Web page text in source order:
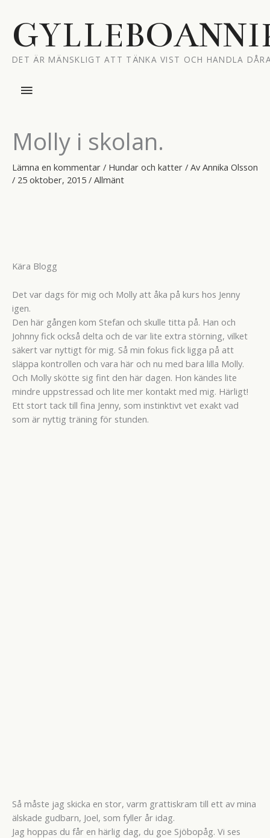
innehåll
DET ÄR MÄNSKLIGT ATT TÄNKA VIST OCH HANDLA
Huvudmeny
Molly i skolan.
Lämna en kommentar / Hundar och katter / Av Annika Olsson
/ 25 oktober, 2015 / Allmänt
Kära Blogg
Det var dags för mig och Molly att åka på kurs hos Jenny
igen.
Den här gången kom Stefan och skulle titta på. Han och
Johnny fick också delta och de var lite extra störning, vilket
säkert var nyttigt för mig. Så min fokus fick ligga på att
släppa kontrollen och vara här och nu med bara lilla Molly.
Och Molly skötte sig fint den här dagen. Hon kändes lite
mindre uppstressad och lite mer kontakt med mig. Härligt!
Ett stort tack till fina Jenny, som instinktivt vet exakt vad
som är nyttig träning för stunden.
Så måste jag skicka en stor, varm grattiskram till ett av mina
älskade gudbarn, Joel, som fyller år idag.
Jag hoppas du får en härlig dag, du goe Sjöbopåg. Vi ses